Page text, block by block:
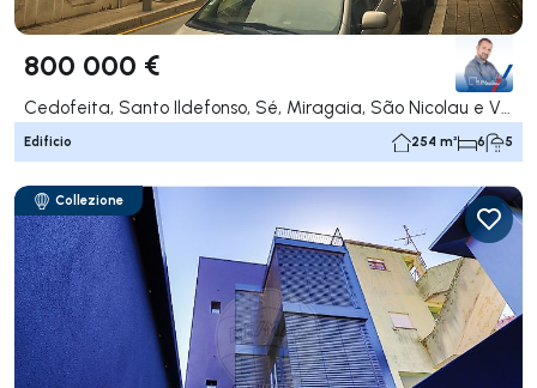
800 000 €
Cedofeita, Santo Ildefonso, Sé, Miragaia, São Nicolau e Vitória, Porto
Edificio 254 m² 6 5
Collezione